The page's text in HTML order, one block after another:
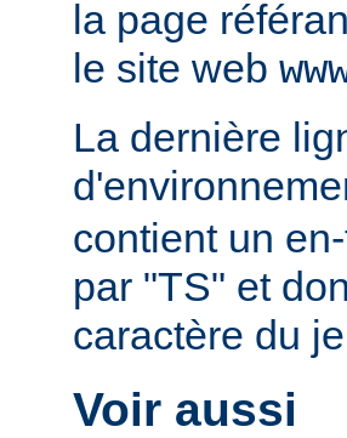
la page
le site web
La dernière
contient un
par "TS" et
caractère du
Voir aussi